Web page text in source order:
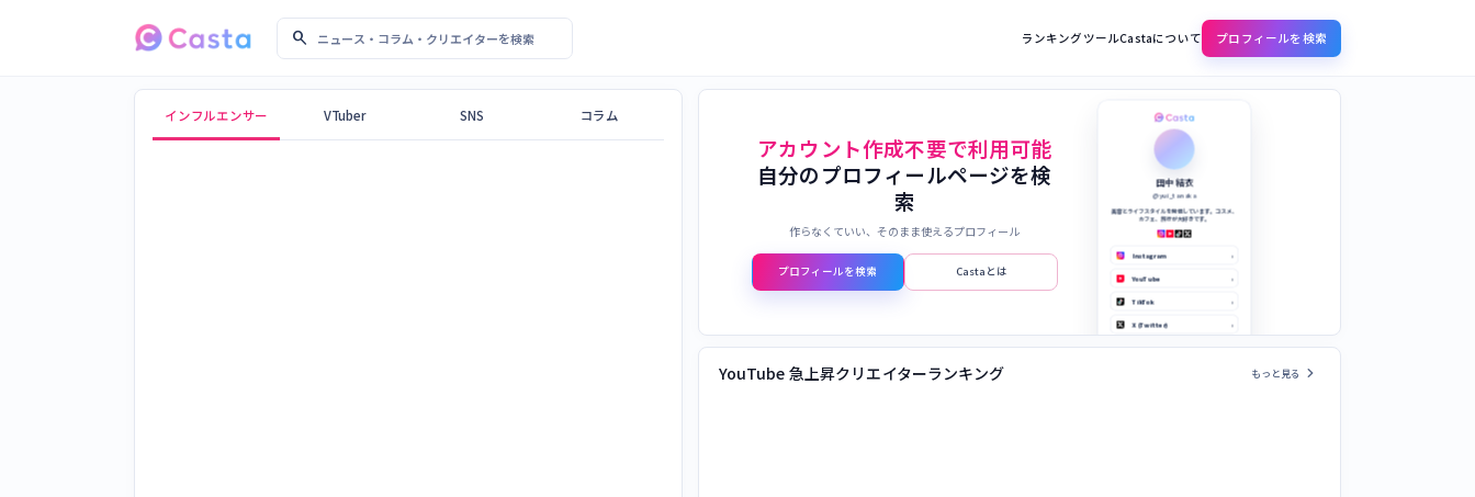
search
ニュース・コラム・クリエイターを検索
ランキング ツールCastaについて プロフィールを検索
Castaメディア
インフルエンサー VTuber SNS コラム
アカウント作成不要で利用可能
自分のプロフィールページを検
索
作らなくていい、そのまま使えるプロフィール
プロフィールを検索 Castaとは
田中 結衣
@yui_tanaka
美容とライフスタイルを発信しています。コスメ、
カフェ、旅行が大好きです。
Instagram ›
YouTube ›
TikTok ›
X (Twitter) ›
公式サイト ›
YouTube 急上昇クリエイターランキング もっと見る chevron_right